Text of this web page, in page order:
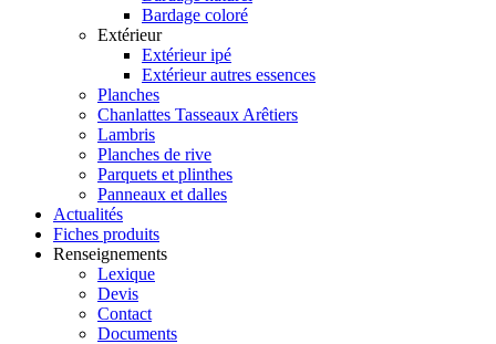
Bardage coloré
Extérieur
Extérieur ipé
Extérieur autres essences
Planches
Chanlattes Tasseaux Arêtiers
Lambris
Planches de rive
Parquets et plinthes
Panneaux et dalles
Actualités
Fiches produits
Renseignements
Lexique
Devis
Contact
Documents